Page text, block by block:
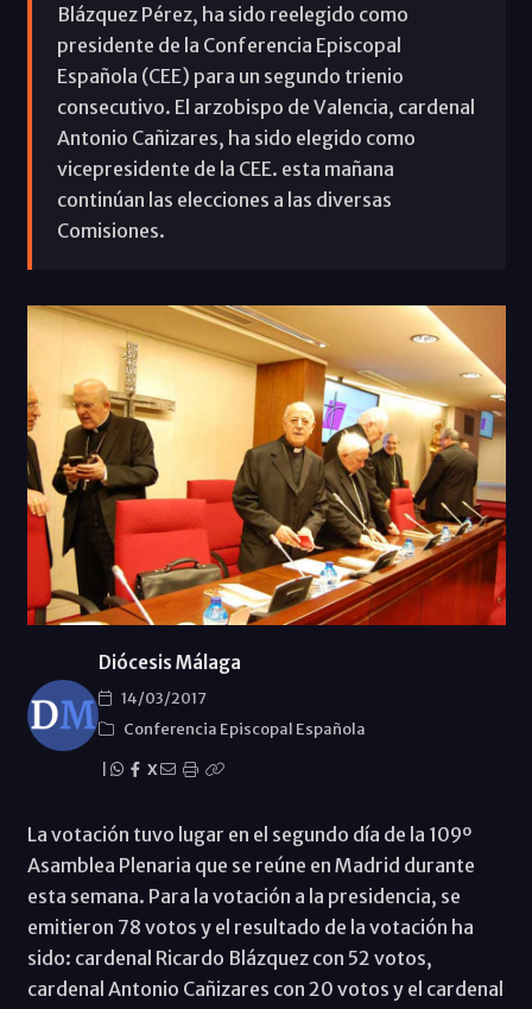
Blázquez Pérez, ha sido reelegido como
presidente de la Conferencia Episcopal
Española (CEE) para un segundo trienio
consecutivo. El arzobispo de Valencia, cardenal
Antonio Cañizares, ha sido elegido como
vicepresidente de la CEE. esta mañana
continúan las elecciones a las diversas
Comisiones.
Diócesis Málaga
14/03/2017
Conferencia Episcopal Española
X
La votación tuvo lugar en el segundo día de la 109º
Asamblea Plenaria que se reúne en Madrid durante
esta semana. Para la votación a la presidencia, se
emitieron 78 votos y el resultado de la votación ha
sido: cardenal Ricardo Blázquez con 52 votos,
cardenal Antonio Cañizares con 20 votos y el cardenal